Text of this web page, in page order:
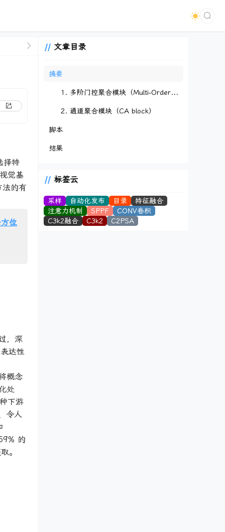
择特
觉基
的有
位
，深
达性
概念
处
下游
令人
的
。
文章目录
摘要
1. 多阶门控聚合模块（Multi-Order Gated Aggregation）
2. 通道聚合模块（CA block）
脚本
结果
标签云
采样 自动化发布 目录
特征融合
注意力机制
SPPF
CONV卷积
C3k2融合
C3k2 C2PSA